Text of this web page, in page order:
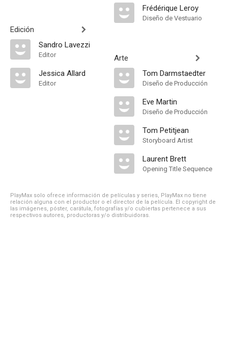
Edición
Sandro Lavezzi
Editor
Jessica Allard
Editor
Frédérique Leroy
Diseño de Vestuario
Arte
Tom Darmstaedter
Diseño de Producción
Eve Martin
Diseño de Producción
Tom Petitjean
Storyboard Artist
Laurent Brett
Opening Title Sequence
PlayMax solo ofrece información de películas y series, PlayMax no tiene
relación alguna con el productor o el director de la película. El copyright de
las imágenes, póster, carátula, fotografías y/o cubiertas pertenece a sus
respectivos autores, productoras y/o distribuidoras.